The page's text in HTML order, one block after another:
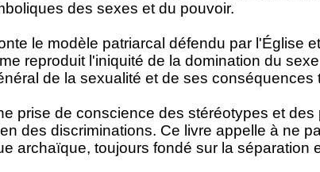
des sexes et du pouvoir.
le modèle patriarcal défendu par l'Église
reproduit l'iniquité de la domination du
de la sexualité et de ses conséquences
prise de conscience des stéréotypes et
des discriminations. Ce livre appelle à ne
archaïque, toujours fondé sur la séparation